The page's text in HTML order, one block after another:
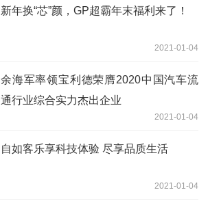
新年换“芯”颜，GP超霸年末福利来了！
2021-01-04
余海军率领宝利德荣膺2020中国汽车流
通行业综合实力杰出企业
2021-01-04
自如客乐享科技体验 尽享品质生活
2021-01-04